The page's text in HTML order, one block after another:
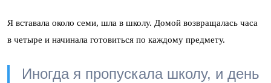
Я вставала около семи, шла в школу. Домой возвращалась часа
в четыре и начинала готовиться по каждому предмету.
Иногда я пропускала школу, и день